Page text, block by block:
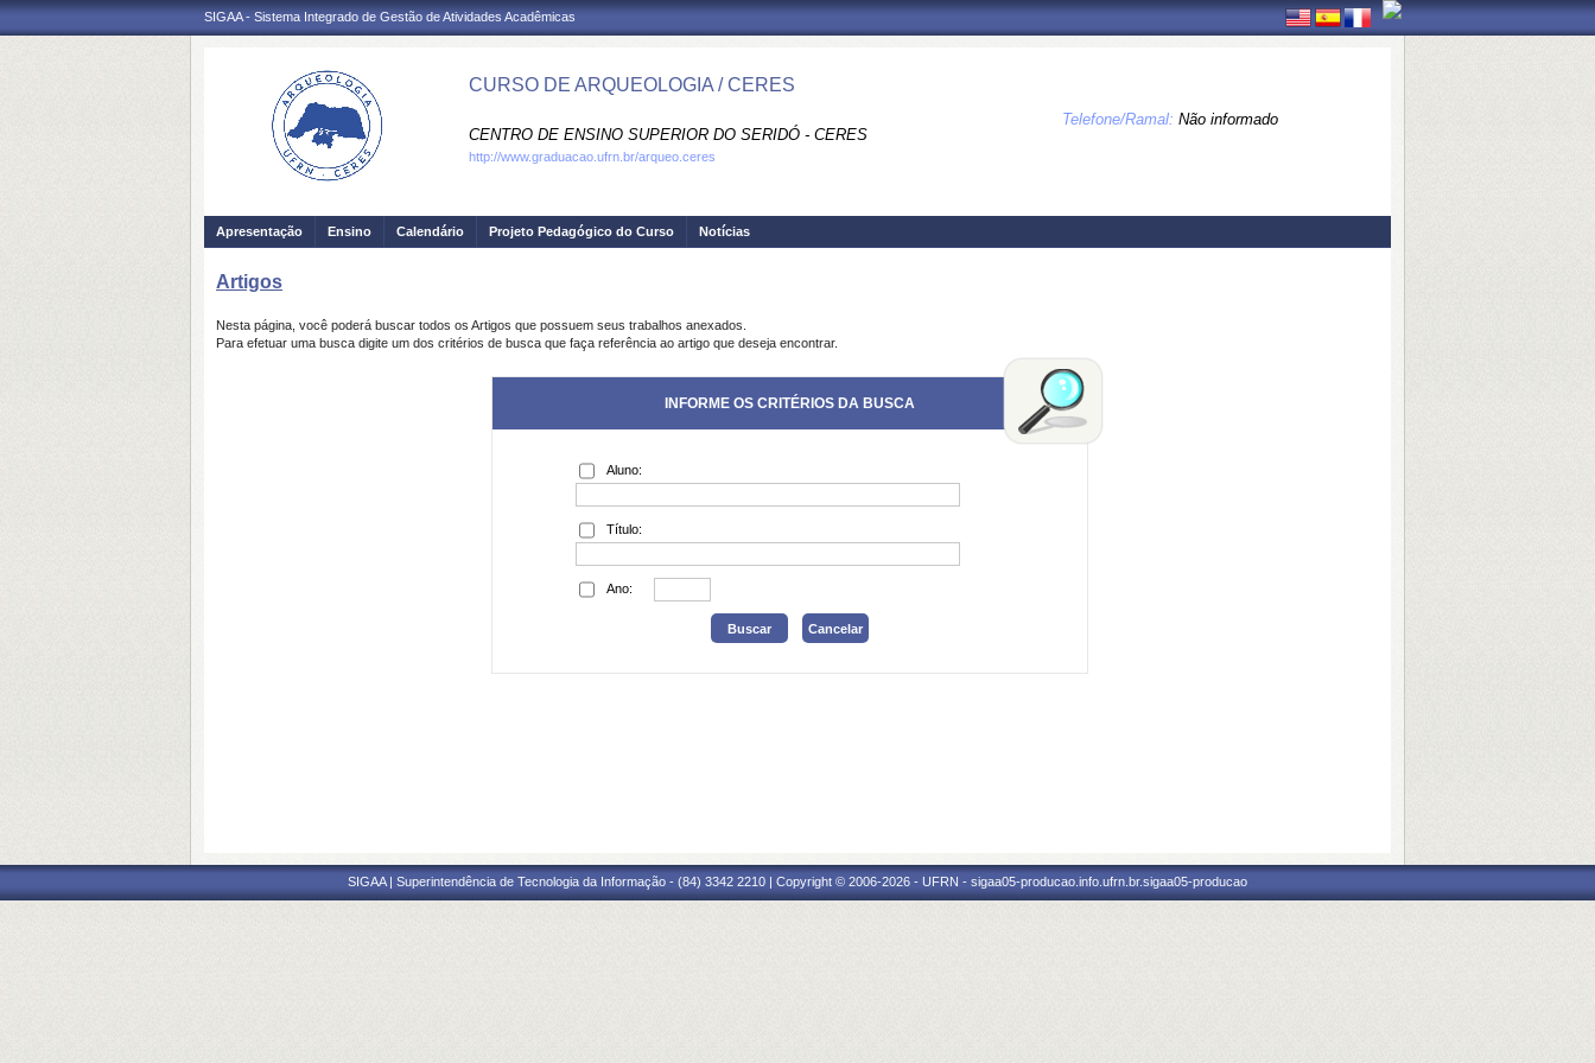
SIGAA - Sistema Integrado de Gestão de Atividades Acadêmicas
CURSO DE ARQUEOLOGIA / CERES
CENTRO DE ENSINO SUPERIOR DO SERIDÓ - CERES
Telefone/Ramal: Não informado
http://www.graduacao.ufrn.br/arqueo.ceres
Apresentação Ensino Calendário Projeto Pedagógico do Curso Notícias
Artigos
Nesta página, você poderá buscar todos os Artigos que possuem seus trabalhos anexados.
Para efetuar uma busca digite um dos critérios de busca que faça referência ao artigo que deseja encontrar.
INFORME OS CRITÉRIOS DA BUSCA
Aluno:
Título:
Ano:
SIGAA | Superintendência de Tecnologia da Informação - (84) 3342 2210 | Copyright © 2006-2026 - UFRN - sigaa05-producao.info.ufrn.br.sigaa05-producao